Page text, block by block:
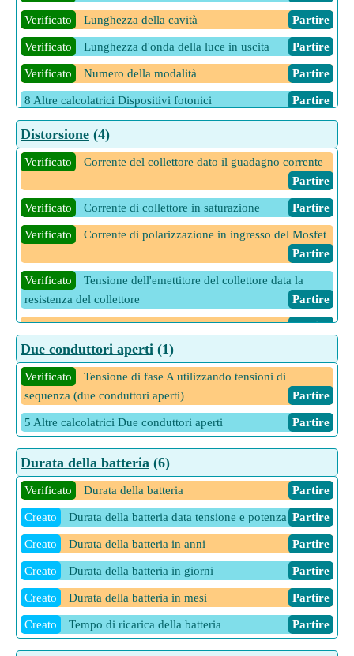
Verificato Lunghezza della cavità Partire
Verificato Lunghezza d'onda della luce in uscita Partire
Verificato Numero della modalità Partire
8 Altre calcolatrici Dispositivi fotonici Partire
Distorsione (4)
Verificato
Corrente del collettore dato il guadagno corrente
Partire
Verificato Corrente di collettore in saturazione Partire
Verificato
Corrente di polarizzazione in ingresso del Mosfet
Partire
Verificato
Tensione dell'emettitore del collettore data la
resistenza del collettore
Partire
14 Altre calcolatrici Distorsione Partire
Due conduttori aperti (1)
Verificato
Tensione di fase A utilizzando tensioni di
sequenza (due conduttori aperti)
Partire
5 Altre calcolatrici Due conduttori aperti Partire
Durata della batteria (6)
Verificato Durata della batteria Partire
Creato Durata della batteria data tensione e potenza Partire
Creato Durata della batteria in anni Partire
Creato Durata della batteria in giorni Partire
Creato Durata della batteria in mesi Partire
Creato Tempo di ricarica della batteria Partire